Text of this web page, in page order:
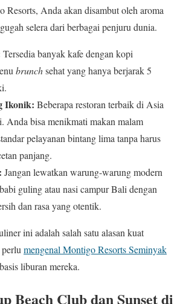
Resorts, Anda akan disambut oleh aroma
selera dari berbagai penjuru dunia.
Tersedia banyak kafe dengan kopi
brunchsehat yang hanya berjarak 5
Ikonik: Beberapa restoran terbaik di Asia
Anda bisa menikmati makan malam
pelayanan bintang lima tanpa harus
panjang.
Jangan lewatkan warung-warung modern
guling atau nasi campur Bali dengan
dan rasa yang otentik.
ini adalah salah satu alasan kuat
mengenal Montigo Resorts Seminyak
liburan mereka.
Beach Club dan Sunset di